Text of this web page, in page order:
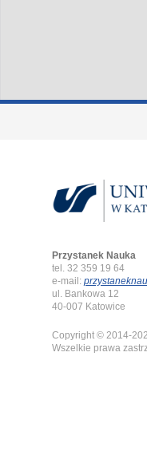
Przystanek Nauka
tel. 32 359 19 64
e-mail:
ul. Bankowa 12
40-007 Katowice
Copyright © 2014-
Wszelkie prawa